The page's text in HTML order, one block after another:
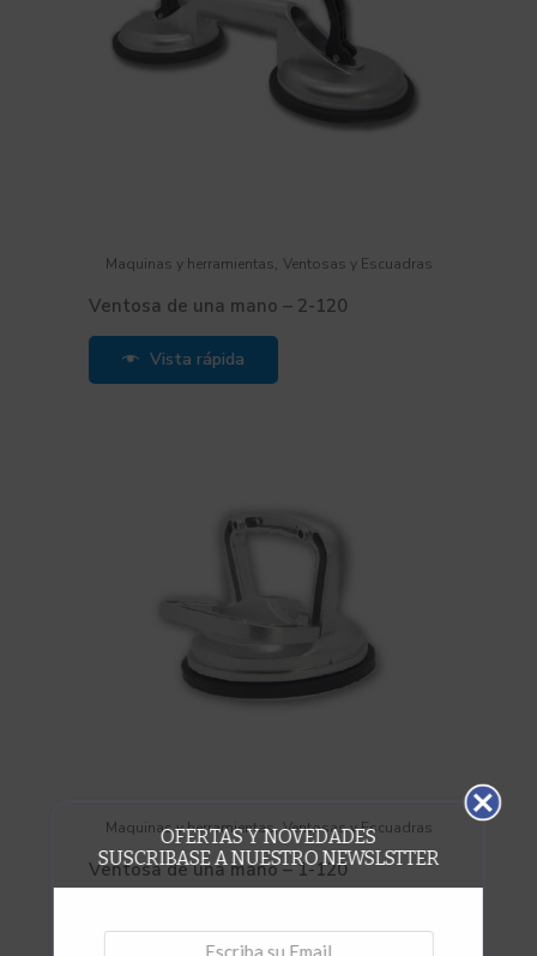
Maquinas y herramientas, Ventosas y Escuadras
Ventosa de una mano – 2-120
Vista rápida
Maquinas y herramientas,Ventosas y Escuadras
Ventosa de una mano – 1-120
OFERTAS Y NOVEDADES
SUSCRIBASE A NUESTRO NEWSLSTTER